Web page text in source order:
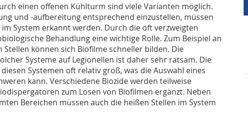
einen offenen Kühlturm sind viele Varianten möglich.
und -aufbereitung entsprechend einzustellen, müssen
System erkannt werden. Durch die oft verzweigten
Behandlung eine wichtige Rolle. Zum Beispiel an
können sich Biofilme schneller bilden. Die
Systeme auf Legionellen ist daher sehr ratsam. Die
Systemen oft relativ groß, was die Auswahl eines
kann. Verschiedene Biozide werden teilweise
zum Lösen von Biofilmen ergänzt. Neben
Bereichen müssen auch die heißen Stellen im System